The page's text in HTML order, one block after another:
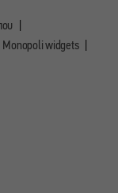
Monopoli widgets